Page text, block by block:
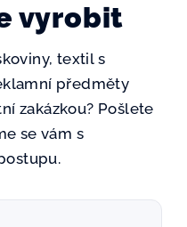
vyrobit
textil s
předměty
zakázkou? Pošlete
se vám s